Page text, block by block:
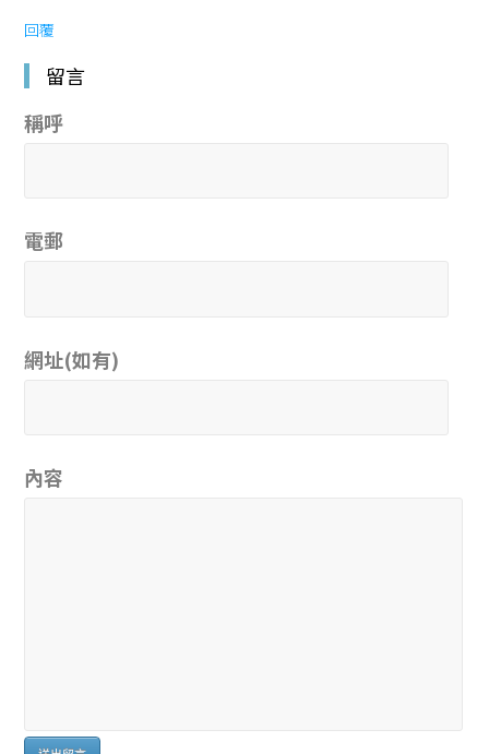
回覆
留言
稱呼
電郵
網址(如有)
內容